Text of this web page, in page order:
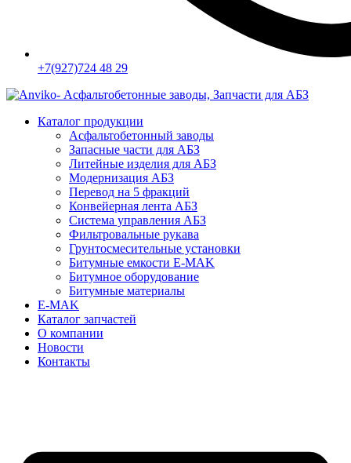
+7(927)724 48 29
Каталог продукции
Асфальтобетонный заводы
Запасные части для АБЗ
Литейные изделия для АБЗ
Модернизация АБЗ
Перевод на 5 фракций
Конвейерная лента АБЗ
Система управления АБЗ
Фильтровальные рукава
Грунтосмесительные установки
Битумные емкости E-MAK
Битумное оборудование
Битумные материалы
E-MAK
Каталог запчастей
О компании
Новости
Контакты